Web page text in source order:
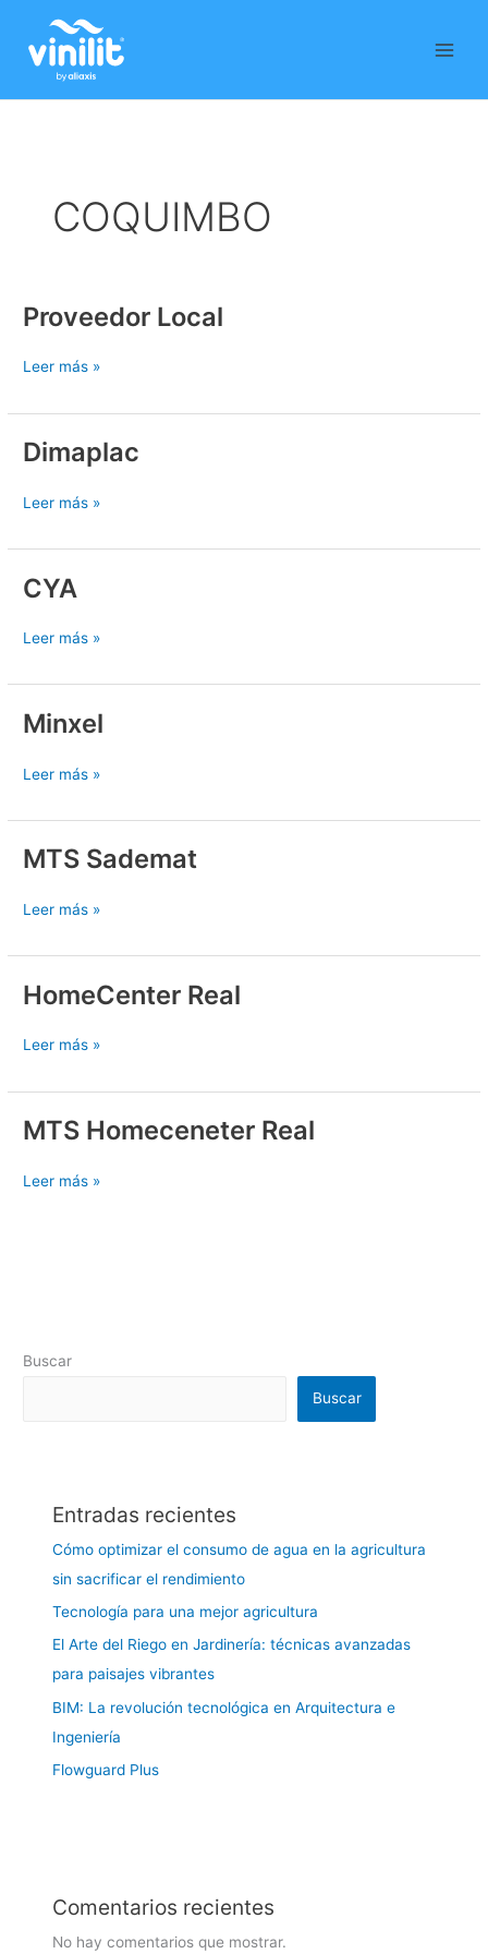
contenido
COQUIMBO
Proveedor Local
Proveedor
Leer más »
Dimaplac
Dimaplac
Leer más »
CYA
CYA
Leer más »
Minxel
Minxel
Leer más »
MTS Sademat
MTS
Leer más »
HomeCenter Real
HomeCenter
Leer más »
MTS Homeceneter Real
MTS
Real
Leer más »
Buscar
Buscar
Entradas recientes
Cómo optimizar el consumo de agua en la agricultura
sin sacrificar el rendimiento
Tecnología para una mejor agricultura
El Arte del Riego en Jardinería: técnicas avanzadas
para paisajes vibrantes
BIM: La revolución tecnológica en Arquitectura e
Ingeniería
Flowguard Plus
Comentarios recientes
No hay comentarios que mostrar.